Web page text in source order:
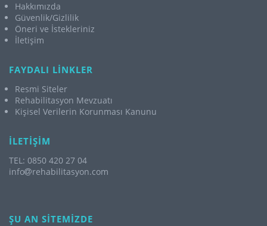
Hakkımızda
Güvenlik/Gizlilik
Öneri ve İstekleriniz
İletişim
FAYDALI LİNKLER
Resmi Siteler
Rehabilitasyon Mevzuatı
Kişisel Verilerin Korunması Kanunu
İLETİŞİM
TEL: 0850 420 27 04
info
rehabilitasyon.com
ŞU AN SİTEMİZDE